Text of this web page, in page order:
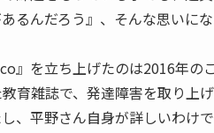
るんだろう』、そんな思いに
を立ち上げたのは2016年の
育雑誌で、発達障害を取り上
、平野さん自身が詳しいわけ